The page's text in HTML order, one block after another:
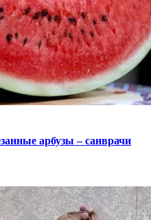
арбузы – санврачи